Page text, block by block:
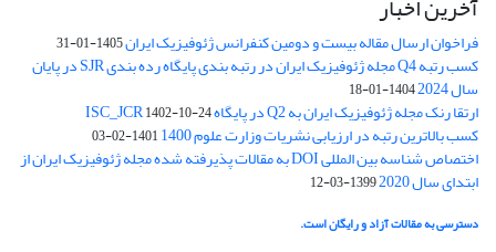
آخرین اخبار
فراخوان ارسال مقاله بیست و دومین کنفرانس ژئوفیزیک ایران1405-01-31
کسب رتبه Q4 مجله ژئوفیزیک ایران در رتبه بندی پایگاه رده بندی SJR در پایان
سال 2024 1404-01-18
ارتقا رنک مجله ژئوفیزیک ایران به Q2 در پایگاه ISC_JCR 1402-10-24
کسب بالاترین رتبه در ارزیابی نشریات وزارت علوم 1400 1401-02-03
اختصاص شناسه بین المللی DOI به مقالات پذیرفته شده مجله ژئوفیزیک ایران از
ابتدای سال 2020 1399-03-12
دسترسی به مقالات آزاد و رایگان است.